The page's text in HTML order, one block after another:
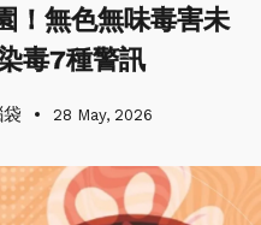
！無色無味毒害未
毒7種警訊
28 May, 2026